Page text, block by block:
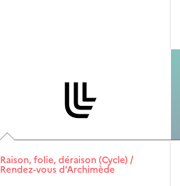
Raison, folie, déraison (Cycle) /
Rendez-vous d’Archimède